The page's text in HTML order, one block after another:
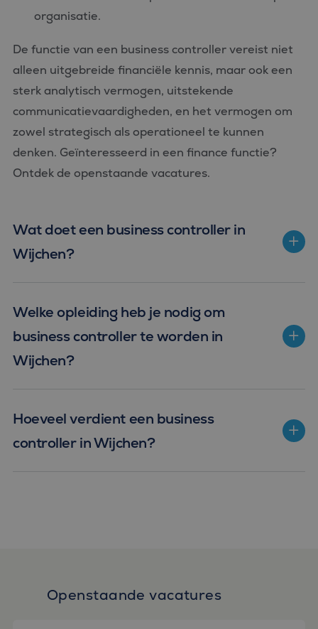
organisatie.
De functie van een business controller vereist niet
alleen uitgebreide financiële kennis, maar ook een
sterk analytisch vermogen, uitstekende
communicatievaardigheden, en het vermogen om
zowel strategisch als operationeel te kunnen
denken. Geïnteresseerd in een finance functie?
Ontdek de openstaande vacatures.
Wat doet een business controller in
Wijchen?
Welke opleiding heb je nodig om
business controller te worden in
Wijchen?
Hoeveel verdient een business
controller in Wijchen?
Openstaande vacatures